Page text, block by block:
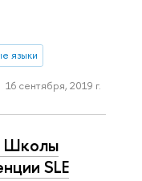
языки
16 сентября, 2019 г.
Школы
SLE